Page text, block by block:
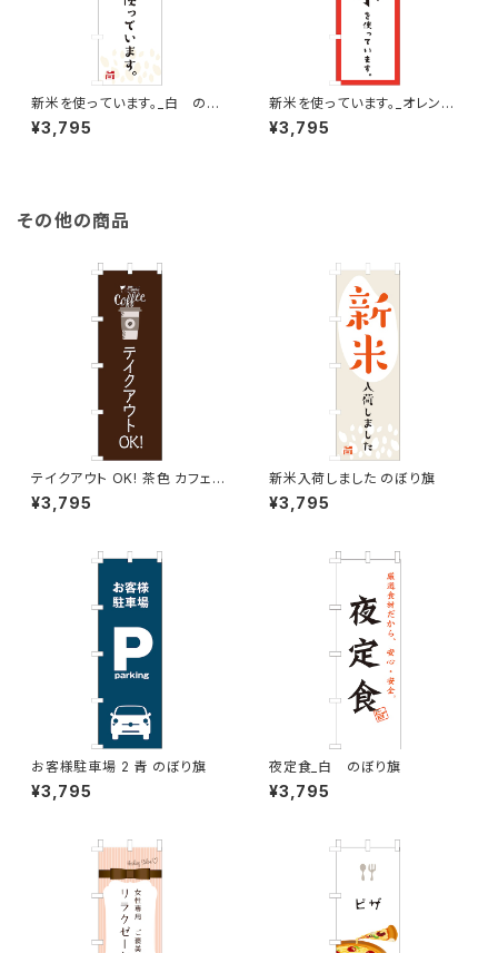
新米を使っています。_白 のぼ
り旗
¥3,795
新米を使っています。_オレン
ジ のぼり旗
¥3,795
その他の商品
テイクアウト OK! 茶色 カフェ
コーヒー のぼり旗
¥3,795
新米入荷しました のぼり旗
¥3,795
お客様駐車場 2 青 のぼり旗
¥3,795
夜定食_白 のぼり旗
¥3,795